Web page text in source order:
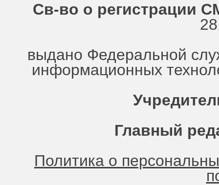
Св-во о регистрации
выдано Федеральной
информационных
Главный
Политика о